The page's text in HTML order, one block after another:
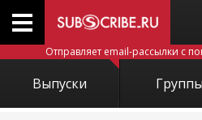
Отправляет email-рассылки с
Выпуски Группы